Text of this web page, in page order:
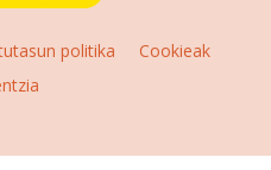
politika
Cookieak